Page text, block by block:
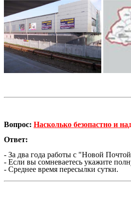
Вопрос: Насколько безопастно и
Ответ:
- За два года работы с "Новой
- Если вы сомневаетесь укажите
- Среднее время пересылки сутки.